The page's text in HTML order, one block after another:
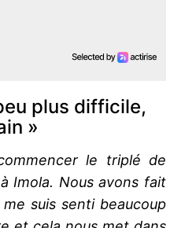
plus difficile,
»
le triplé de
Imola. Nous avons fait
suis senti beaucoup